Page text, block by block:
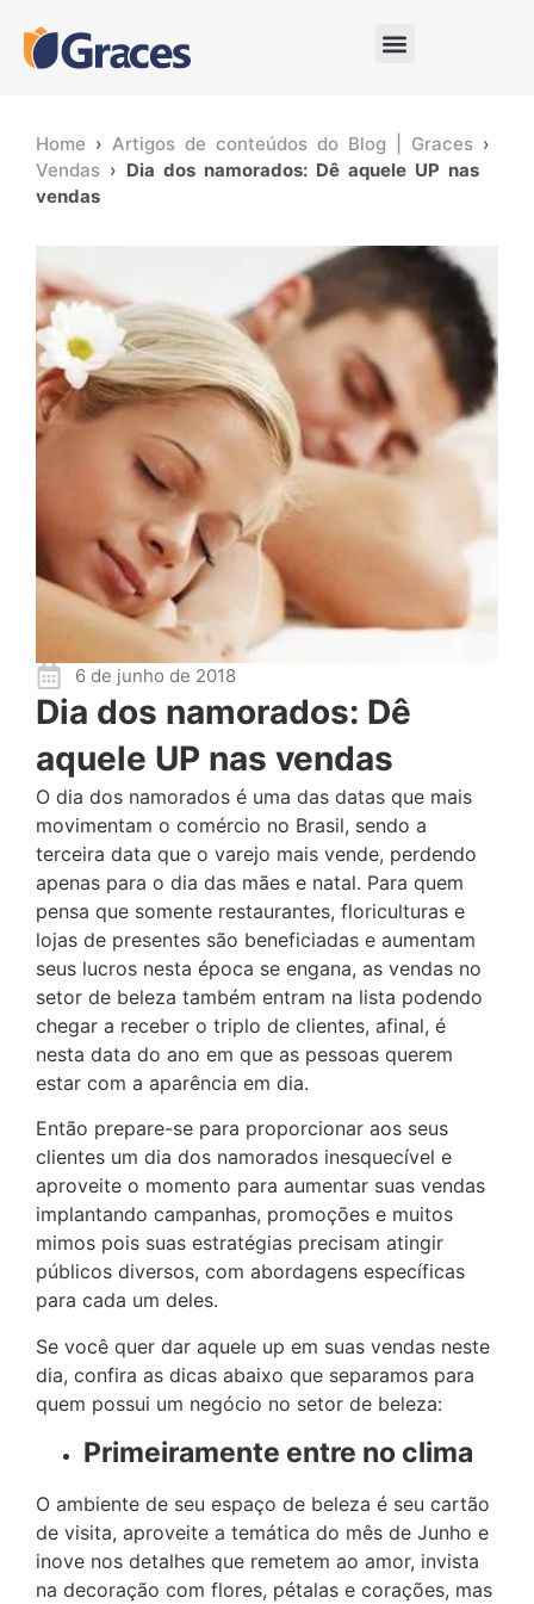
Home › Artigos de conteúdos do Blog | Graces ›
Vendas › Dia dos namorados: Dê aquele UP nas
vendas
6 de junho de 2018
Dia dos namorados: Dê
aquele UP nas vendas
O dia dos namorados é uma das datas que mais
movimentam o comércio no Brasil, sendo a
terceira data que o varejo mais vende, perdendo
apenas para o dia das mães e natal. Para quem
pensa que somente restaurantes, floriculturas e
lojas de presentes são beneficiadas e aumentam
seus lucros nesta época se engana, as vendas no
setor de beleza também entram na lista podendo
chegar a receber o triplo de clientes, afinal, é
nesta data do ano em que as pessoas querem
estar com a aparência em dia.
Então prepare-se para proporcionar aos seus
clientes um dia dos namorados inesquecível e
aproveite o momento para aumentar suas vendas
implantando campanhas, promoções e muitos
mimos pois suas estratégias precisam atingir
públicos diversos, com abordagens específicas
para cada um deles.
Se você quer dar aquele up em suas vendas neste
dia, confira as dicas abaixo que separamos para
quem possui um negócio no setor de beleza:
Primeiramente entre no clima
O ambiente de seu espaço de beleza é seu cartão
de visita, aproveite a temática do mês de Junho e
inove nos detalhes que remetem ao amor, invista
na decoração com flores, pétalas e corações, mas